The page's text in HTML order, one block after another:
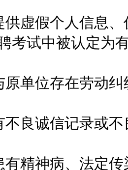
假个人信息、
考试中被认定为
位存在劳动纠
诚信记录或不
神病、法定传